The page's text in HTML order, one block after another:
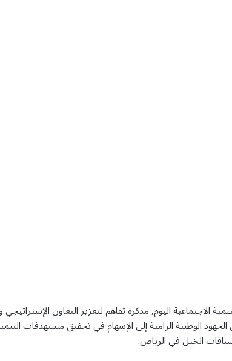
الاجتماعية اليوم, مذكرة تفاهم لتعزيز التعاون
الوطنية الرامية إلى الإسهام في تحقيق مستهدفات
الخيل في الرياض.